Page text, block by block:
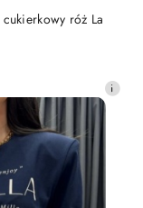
róż La